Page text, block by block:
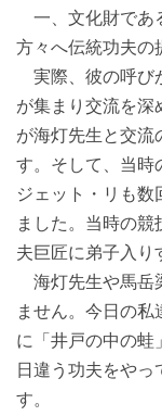
一、文化財であ
方々へ伝統功夫の
実際、彼の呼び
が集まり交流を深
が海灯先生と交流
す。そして、当時
ジェット・リも
ました。当時の
夫巨匠に弟子入り
海灯先生や馬岳
ません。今日の
に「井戸の中の蛙
日違う功夫をやっ
す。